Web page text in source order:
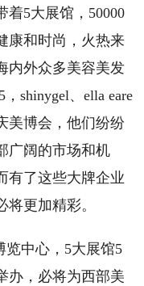
着5大展馆，50000
康和时尚，火热来
内外众多美容美发
shinygel、ella eare
美博会，他们纷纷
广阔的市场和机
有了这些大牌企业
更加精彩。
中心，5大展馆5
办，必将为西部美